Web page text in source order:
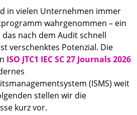
in vielen Unternehmen immer
wahrgenommen – ein
nach dem Audit schnell
verschenktes Potenzial. Die
ISO JTC1 IEC SC 27 Journals 2026
(ISMS) weit
stellen wir die
kurz vor.